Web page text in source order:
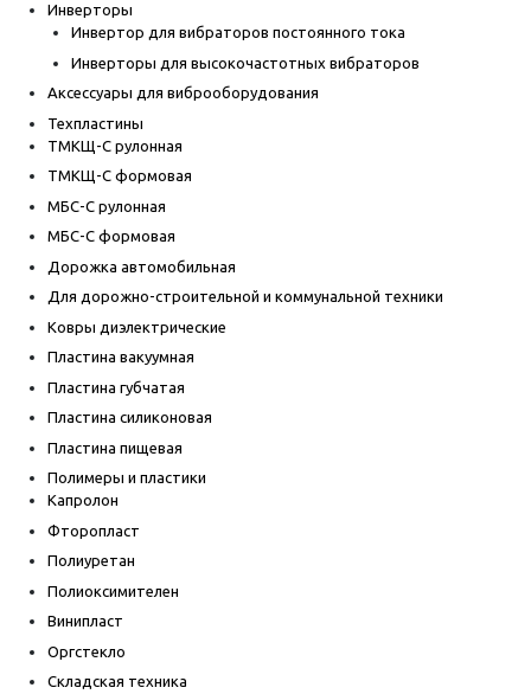
Инверторы
Инвертор для вибраторов постоянного тока
Инверторы для высокочастотных вибраторов
Аксессуары для виброоборудования
Техпластины
ТМКЩ-С рулонная
ТМКЩ-С формовая
МБС-С рулонная
МБС-С формовая
Дорожка автомобильная
Для дорожно-строительной и коммунальной техники
Ковры диэлектрические
Пластина вакуумная
Пластина губчатая
Пластина силиконовая
Пластина пищевая
Полимеры и пластики
Капролон
Фторопласт
Полиуретан
Полиоксимителен
Винипласт
Оргстекло
Складская техника